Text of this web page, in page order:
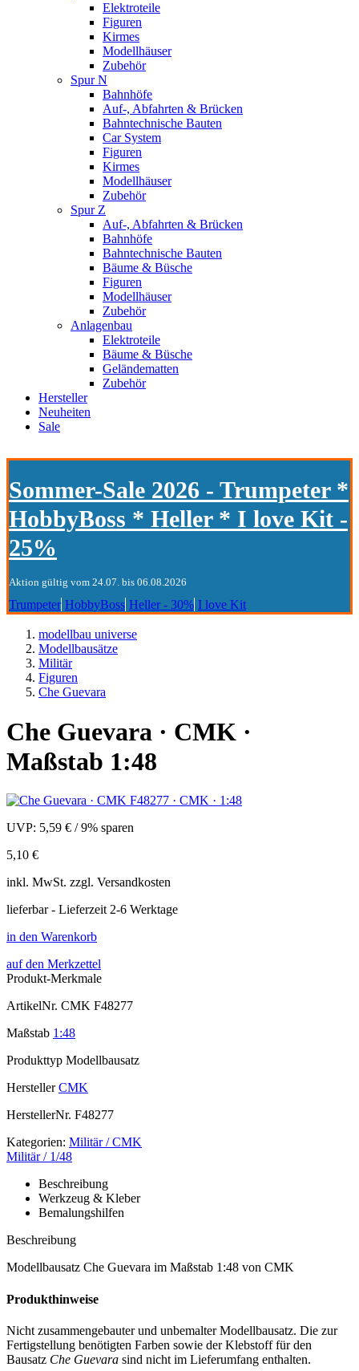
Elektroteile
Figuren
Kirmes
Modellhäuser
Zubehör
Spur N
Bahnhöfe
Auf-, Abfahrten & Brücken
Bahntechnische Bauten
Car System
Figuren
Kirmes
Modellhäuser
Zubehör
Spur Z
Auf-, Abfahrten & Brücken
Bahnhöfe
Bahntechnische Bauten
Bäume & Büsche
Figuren
Modellhäuser
Zubehör
Anlagenbau
Elektroteile
Bäume & Büsche
Geländematten
Zubehör
Hersteller
Neuheiten
Sale
Sommer-Sale 2026 - Trumpeter *
HobbyBoss * Heller * I love Kit -
25%
Aktion gültig vom 24.07. bis 06.08.2026
Trumpeter HobbyBoss Heller - 30% I love Kit
modellbau universe
Modellbausätze
Militär
Figuren
Che Guevara
Che Guevara · CMK ·
Maßstab 1:48
UVP: 5,59 € /9% sparen
5,10 €
inkl. MwSt. zzgl. Versandkosten
lieferbar - Lieferzeit 2-6 Werktage
in den Warenkorb
auf den Merkzettel
Produkt-Merkmale
ArtikelNr. CMK F48277
Maßstab 1:48
Produkttyp Modellbausatz
Hersteller CMK
HerstellerNr. F48277
Kategorien: Militär / CMK
Militär / 1/48
Beschreibung
Werkzeug & Kleber
Bemalungshilfen
Beschreibung
Modellbausatz Che Guevara im Maßstab 1:48 von CMK
Produkthinweise
Nicht zusammengebauter und unbemalter Modellbausatz. Die zur
Fertigstellung benötigten Farben sowie der Klebstoff für den
Bausatz Che Guevara sind nicht im Lieferumfang enthalten.